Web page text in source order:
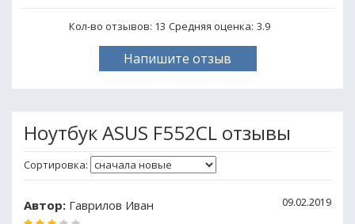
Кол-во отзывов: 13 Средняя оценка: 3.9
Напишите отзыв
Ноутбук ASUS F552CL отзывы
Сортировка:
Автор: Гаврилов Иван 09.02.2019